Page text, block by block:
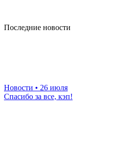
Последние новости
Новости • 26 июля
Спасибо за все, кэп!